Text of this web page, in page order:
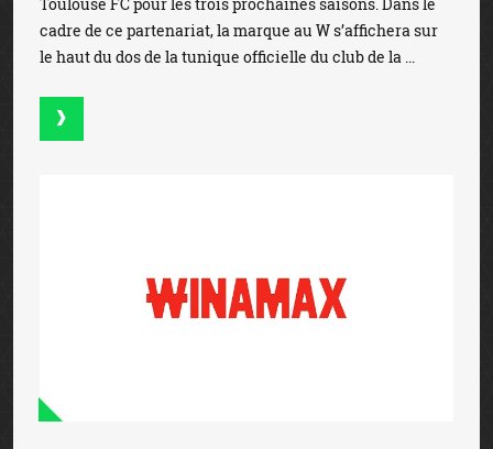
cadre de ce partenariat, la marque au W s’affichera sur
le haut du dos de la tunique officielle du club de la ...